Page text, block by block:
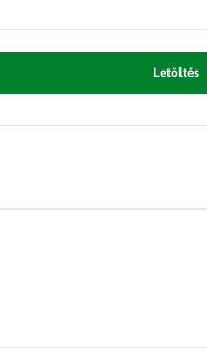
Letöltés